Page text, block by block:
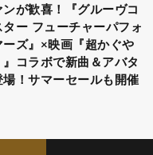
ンが歓喜！『グルーヴコ
ター フューチャーパフォ
ーズ』×映画『超かぐや
』コラボで新曲＆アバタ
場！サマーセールも開催